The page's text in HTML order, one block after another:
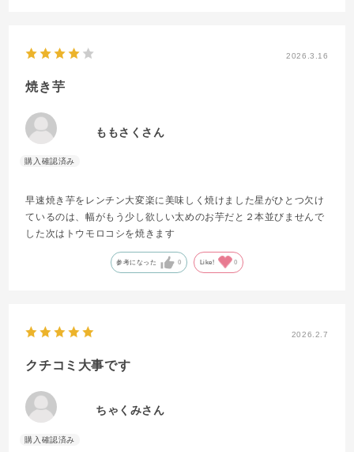
2026.3.16
焼き芋
ももさくさん
早速焼き芋をレンチン大変楽に美味しく焼けました星がひとつ欠け
ているのは、幅がもう少し欲しい太めのお芋だと２本並びませんで
した次はトウモロコシを焼きます
参考になった 0 Like! 0
2026.2.7
クチコミ大事です
ちゃくみさん